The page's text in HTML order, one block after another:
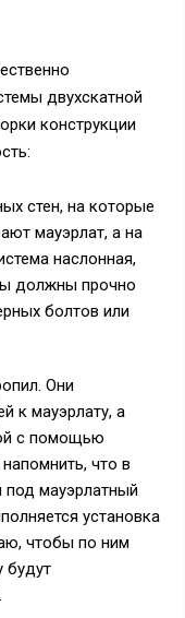
двухскатной
конструкции
стен, на которые
мауэрлат, а на
наслонная,
должны прочно
болтов или
Они
к мауэрлату, а
с помощью
что в
под мауэрлатный
установка
чтобы по ним
будут